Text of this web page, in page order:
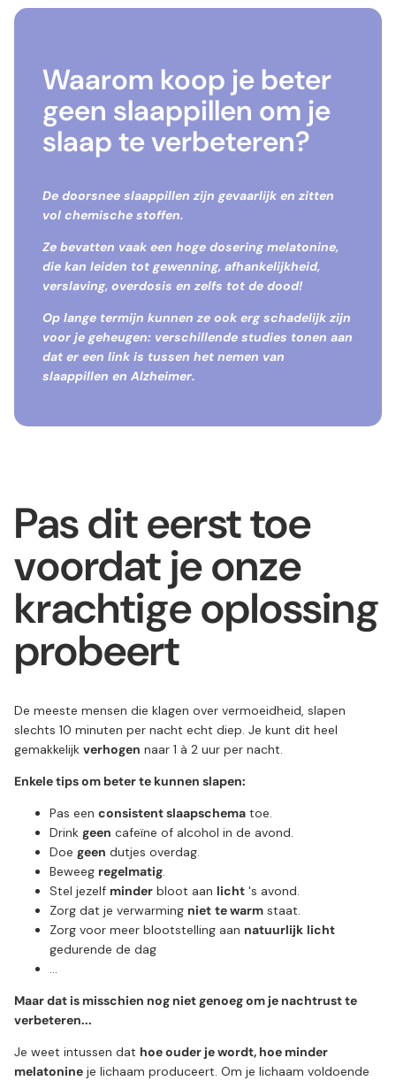
Waarom koop je beter
geen slaappillen om je
slaap te verbeteren?
De doorsnee slaappillen zijn gevaarlijk en zitten
vol chemische stoffen.
Ze bevatten vaak een hoge dosering melatonine,
die kan leiden tot gewenning, afhankelijkheid,
verslaving, overdosis en zelfs tot de dood!
Op lange termijn kunnen ze ook erg schadelijk zijn
voor je geheugen: verschillende studies tonen aan
dat er een link is tussen het nemen van
slaappillen en Alzheimer.
Pas dit eerst toe
voordat je onze
krachtige oplossing
probeert
De meeste mensen die klagen over vermoeidheid, slapen
slechts 10 minuten per nacht echt diep. Je kunt dit heel
gemakkelijk verhogen naar 1 à 2 uur per nacht.
Enkele tips om beter te kunnen slapen:
Pas een consistent slaapschema toe.
Drink geen cafeïne of alcohol in de avond.
Doe geen dutjes overdag.
Beweeg regelmatig.
Stel jezelf minder bloot aan licht 's avond.
Zorg dat je verwarming niet te warm staat.
Zorg voor meer blootstelling aan natuurlijk licht
gedurende de dag
...
Maar dat is misschien nog niet genoeg om je nachtrust te
verbeteren...
Je weet intussen dat hoe ouder je wordt, hoe minder
melatonine je lichaam produceert. Om je lichaam voldoende